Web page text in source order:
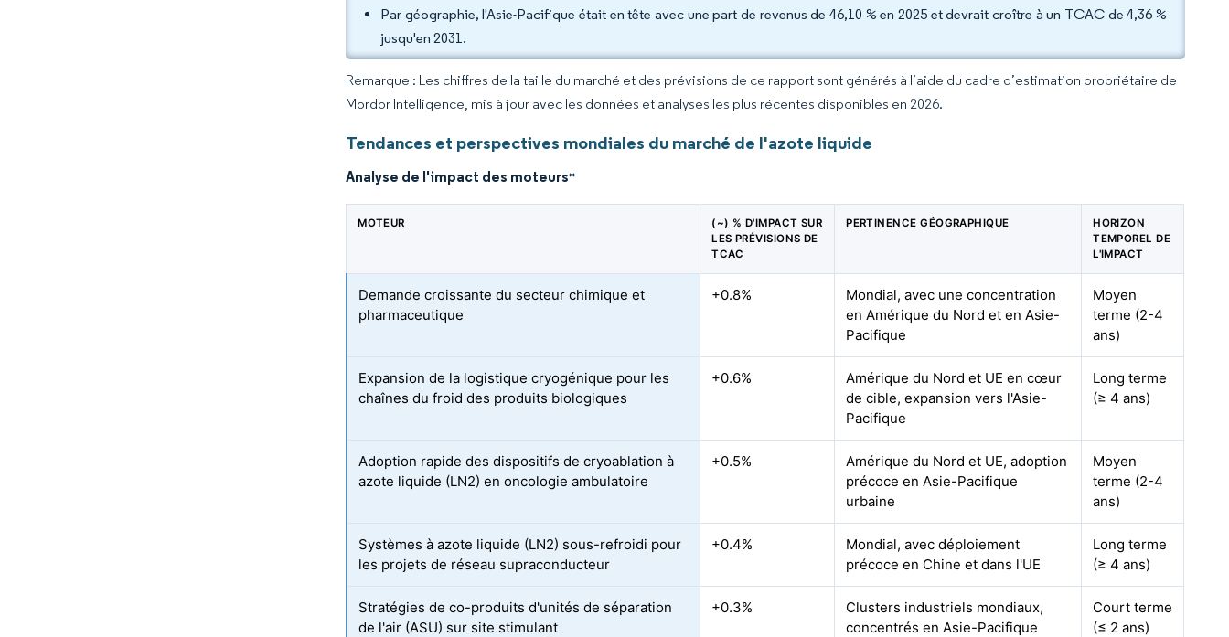
Par géographie, l'Asie-Pacifique était en tête avec une part de revenus de 46,10 % en 2025 et devrait croître à un TCAC de 4,36 %
jusqu'en 2031.
Remarque : Les chiffres de la taille du marché et des prévisions de ce rapport sont générés à l’aide du cadre d’estimation propriétaire de
Mordor Intelligence, mis à jour avec les données et analyses les plus récentes disponibles en 2026.
Tendances et perspectives mondiales du marché de l'azote liquide
Analyse de l'impact des moteurs*
MOTEUR
(~) % D'IMPACT SUR
LES PRÉVISIONS DE
TCAC
PERTINENCE GÉOGRAPHIQUE
HORIZON
TEMPOREL DE
L'IMPACT
Demande croissante du secteur chimique et
pharmaceutique
+0.8%
Mondial, avec une concentration
en Amérique du Nord et en Asie-
Pacifique
Moyen
terme (2-4
ans)
Expansion de la logistique cryogénique pour les
chaînes du froid des produits biologiques
+0.6%
Amérique du Nord et UE en cœur
de cible, expansion vers l'Asie-
Pacifique
Long terme
(≥ 4 ans)
Adoption rapide des dispositifs de cryoablation à
azote liquide (LN2) en oncologie ambulatoire
+0.5%
Amérique du Nord et UE, adoption
précoce en Asie-Pacifique
urbaine
Moyen
terme (2-4
ans)
Systèmes à azote liquide (LN2) sous-refroidi pour
les projets de réseau supraconducteur
+0.4%
Mondial, avec déploiement
précoce en Chine et dans l'UE
Long terme
(≥ 4 ans)
Stratégies de co-produits d'unités de séparation
de l'air (ASU) sur site stimulant
+0.3%
Clusters industriels mondiaux,
concentrés en Asie-Pacifique
Court terme
(≤ 2 ans)